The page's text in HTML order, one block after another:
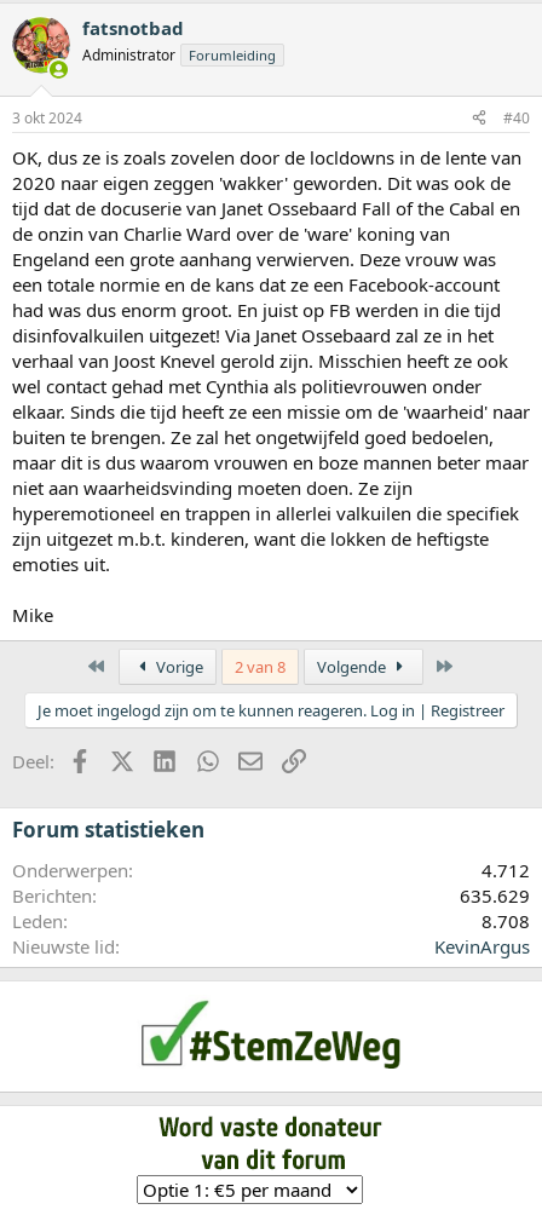
fatsnotbad
Administrator Forumleiding
3 okt 2024 #40
OK, dus ze is zoals zovelen door de locldowns in de lente van
2020 naar eigen zeggen 'wakker' geworden. Dit was ook de
tijd dat de docuserie van Janet Ossebaard Fall of the Cabal en
de onzin van Charlie Ward over de 'ware' koning van
Engeland een grote aanhang verwierven. Deze vrouw was
een totale normie en de kans dat ze een Facebook-account
had was dus enorm groot. En juist op FB werden in die tijd
disinfovalkuilen uitgezet! Via Janet Ossebaard zal ze in het
verhaal van Joost Knevel gerold zijn. Misschien heeft ze ook
wel contact gehad met Cynthia als politievrouwen onder
elkaar. Sinds die tijd heeft ze een missie om de 'waarheid' naar
buiten te brengen. Ze zal het ongetwijfeld goed bedoelen,
maar dit is dus waarom vrouwen en boze mannen beter maar
niet aan waarheidsvinding moeten doen. Ze zijn
hyperemotioneel en trappen in allerlei valkuilen die specifiek
zijn uitgezet m.b.t. kinderen, want die lokken de heftigste
emoties uit.
Mike
Eerste Vorige 2 van 8 Volgende
Je moet ingelogd zijn om te kunnen reageren. Log in | Registreer
Deel: FacebookX (Twitter)LinkedInWhatsApp
E-mailkoppeling
Forum statistieken
Onderwerpen
4.712
Berichten
635.629
Leden
8.708
Nieuwste lid
KevinArgus